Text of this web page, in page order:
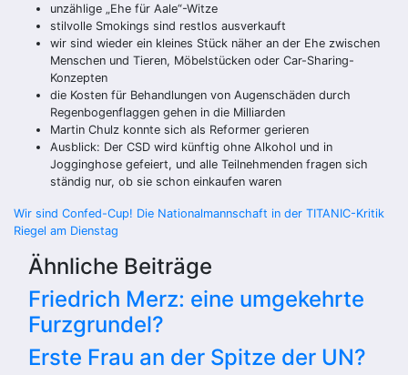
unzählige „Ehe für Aale“-Witze
stilvolle Smokings sind restlos ausverkauft
wir sind wieder ein kleines Stück näher an der Ehe zwischen
Menschen und Tieren, Möbelstücken oder Car-Sharing-
Konzepten
die Kosten für Behandlungen von Augenschäden durch
Regenbogenflaggen gehen in die Milliarden
Martin Chulz konnte sich als Reformer gerieren
Ausblick: Der CSD wird künftig ohne Alkohol und in
Jogginghose gefeiert, und alle Teilnehmenden fragen sich
ständig nur, ob sie schon einkaufen waren
Beitragsnavigation
Wir sind Confed-Cup! Die Nationalmannschaft in der TITANIC-Kritik
Riegel am Dienstag
Ähnliche Beiträge
Friedrich Merz: eine umgekehrte
Furzgrundel?
Erste Frau an der Spitze der UN?